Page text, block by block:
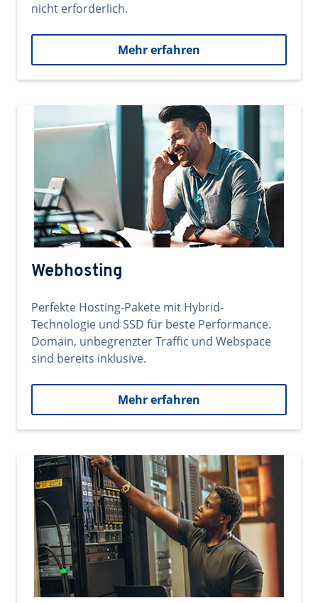
nicht erforderlich.
Mehr erfahren
Webhosting
Perfekte Hosting-Pakete mit Hybrid-
Technologie und SSD für beste Performance.
Domain, unbegrenzter Traffic und Webspace
sind bereits inklusive.
Mehr erfahren